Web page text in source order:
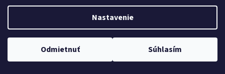
Nastavenie
Odmietnuť Súhlasím